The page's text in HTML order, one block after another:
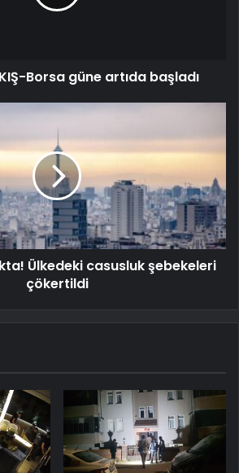
Borsa güne artıda başladı
Ülkedeki casusluk şebekeleri
çökertildi